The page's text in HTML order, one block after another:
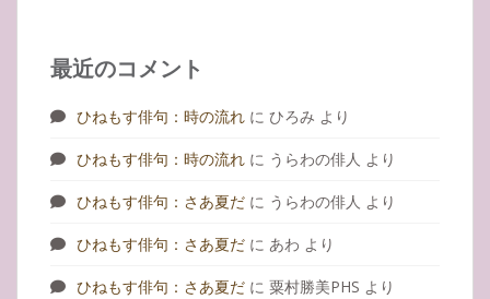
最近のコメント
ひねもす俳句：時の流れ に ひろみ より
ひねもす俳句：時の流れ に うらわの俳人 より
ひねもす俳句：さあ夏だ に うらわの俳人 より
ひねもす俳句：さあ夏だ に あわ より
ひねもす俳句：さあ夏だ に 粟村勝美PHS より